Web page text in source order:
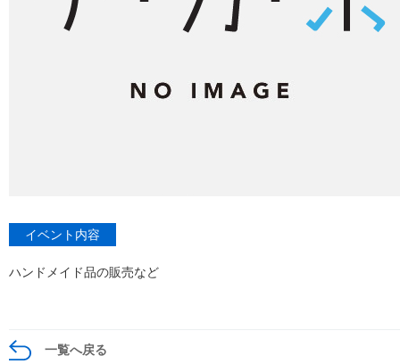
イベント内容
ハンドメイド品の販売など
一覧へ戻る